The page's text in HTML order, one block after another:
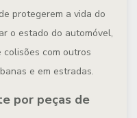
protegerem a vida do
o estado do automóvel,
colisões com outros
e em estradas.
por peças de